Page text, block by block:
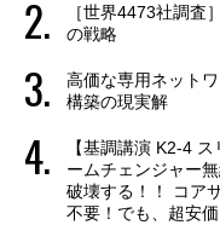
［世界4473社調査
の戦略
高価な専用ネット
構築の現実解
【基調講演 K2-4
ームチェンジャー
破壊する！！ コア
不要！でも、超安